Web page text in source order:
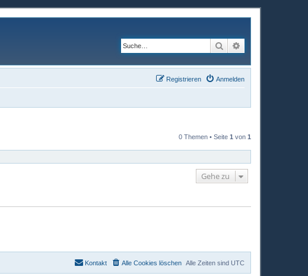
Suche
Anmelden
Registrieren
0 Themen • Seite 1 von 1
Gehe zu
Alle Zeiten sind UTC
Alle Cookies löschen
Kontakt